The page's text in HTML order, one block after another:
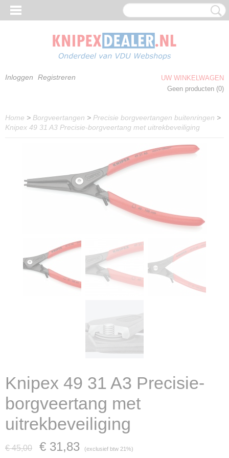
Inloggen Registreren
UW WINKELWAGEN
Geen producten (0)
Home > Borgveertangen > Precisie borgveertangen buitenringen >
Knipex 49 31 A3 Precisie-borgveertang met uitrekbeveiliging
Knipex 49 31 A3 Precisie-
borgveertang met
uitrekbeveiliging
€ 45,00 € 31,83 (exclusief btw 21%)